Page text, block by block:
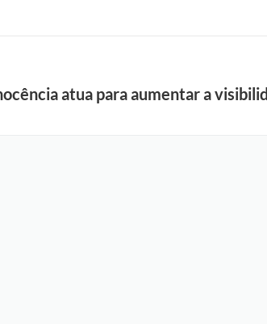
atua para aumentar a